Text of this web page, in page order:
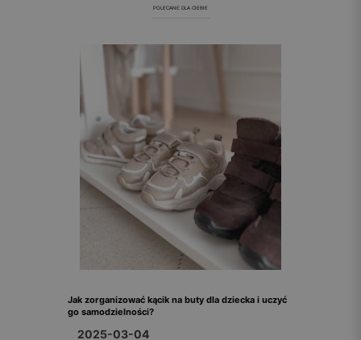
POLECANE DLA CIEBIE
Jak zorganizować kącik na buty dla dziecka i uczyć
go samodzielności?
2025-03-04